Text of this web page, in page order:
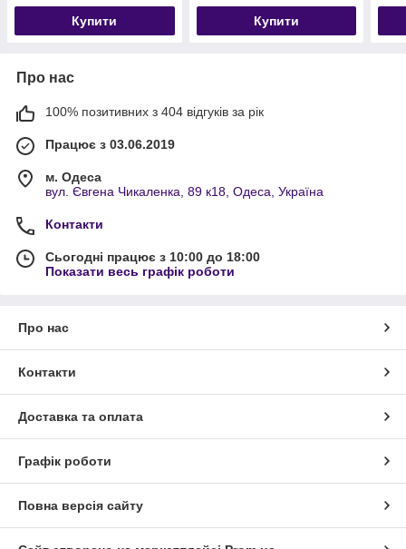
Купити Купити
Про нас
100% позитивних з 404 відгуків за рік
Працює з 03.06.2019
м. Одеса
вул. Євгена Чикаленка, 89 к18, Одеса, Україна
Контакти
Сьогодні працює з 10:00 до 18:00
Показати весь графік роботи
Про нас
Контакти
Доставка та оплата
Графік роботи
Повна версія сайту